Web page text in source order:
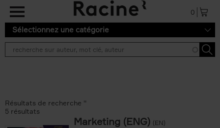
Aller au contenu principal
0
Sélectionnez une catégorie
Résultats de recherche ''
5 résultats
Marketing (ENG) (EN)